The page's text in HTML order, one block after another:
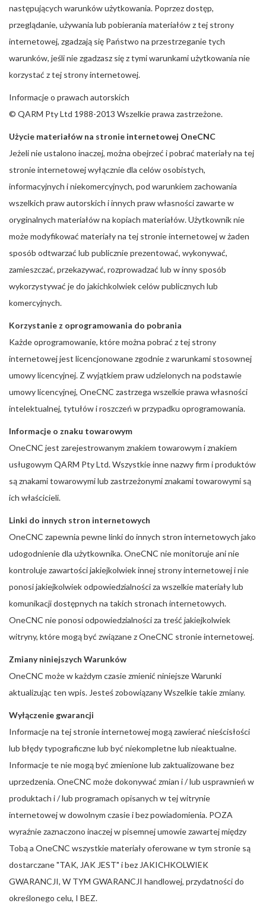
następujących warunków użytkowania. Poprzez dostęp,
przeglądanie, używania lub pobierania materiałów z tej strony
internetowej, zgadzają się Państwo na przestrzeganie tych
warunków, jeśli nie zgadzasz się z tymi warunkami użytkowania nie
korzystać z tej strony internetowej.
Informacje o prawach autorskich
© QARM Pty Ltd 1988-2013 Wszelkie prawa zastrzeżone.
Użycie materiałów na stronie internetowej OneCNC
Jeżeli nie ustalono inaczej, można obejrzeć i pobrać materiały na tej
stronie internetowej wyłącznie dla celów osobistych,
informacyjnych i niekomercyjnych, pod warunkiem zachowania
wszelkich praw autorskich i innych praw własności zawarte w
oryginalnych materiałów na kopiach materiałów. Użytkownik nie
może modyfikować materiały na tej stronie internetowej w żaden
sposób odtwarzać lub publicznie prezentować, wykonywać,
zamieszczać, przekazywać, rozprowadzać lub w inny sposób
wykorzystywać je do jakichkolwiek celów publicznych lub
komercyjnych.
Korzystanie z oprogramowania do pobrania
Każde oprogramowanie, które można pobrać z tej strony
internetowej jest licencjonowane zgodnie z warunkami stosownej
umowy licencyjnej. Z wyjątkiem praw udzielonych na podstawie
umowy licencyjnej, OneCNC zastrzega wszelkie prawa własności
intelektualnej, tytułów i roszczeń w przypadku oprogramowania.
Informacje o znaku towarowym
OneCNC jest zarejestrowanym znakiem towarowym i znakiem
usługowym QARM Pty Ltd. Wszystkie inne nazwy firm i produktów
są znakami towarowymi lub zastrzeżonymi znakami towarowymi są
ich właścicieli.
Linki do innych stron internetowych
OneCNC zapewnia pewne linki do innych stron internetowych jako
udogodnienie dla użytkownika. OneCNC nie monitoruje ani nie
kontroluje zawartości jakiejkolwiek innej strony internetowej i nie
ponosi jakiejkolwiek odpowiedzialności za wszelkie materiały lub
komunikacji dostępnych na takich stronach internetowych.
OneCNC nie ponosi odpowiedzialności za treść jakiejkolwiek
witryny, które mogą być związane z OneCNC stronie internetowej.
Zmiany niniejszych Warunków
OneCNC może w każdym czasie zmienić niniejsze Warunki
aktualizując ten wpis. Jesteś zobowiązany Wszelkie takie zmiany.
Wyłączenie gwarancji
Informacje na tej stronie internetowej mogą zawierać nieścisłości
lub błędy typograficzne lub być niekompletne lub nieaktualne.
Informacje te nie mogą być zmienione lub zaktualizowane bez
uprzedzenia. OneCNC może dokonywać zmian i / lub usprawnień w
produktach i / lub programach opisanych w tej witrynie
internetowej w dowolnym czasie i bez powiadomienia. POZA
wyraźnie zaznaczono inaczej w pisemnej umowie zawartej między
Tobą a OneCNC wszystkie materiały oferowane w tym stronie są
dostarczane "TAK, JAK JEST" i bez JAKICHKOLWIEK
GWARANCJI, W TYM GWARANCJI handlowej, przydatności do
określonego celu, I BEZ.